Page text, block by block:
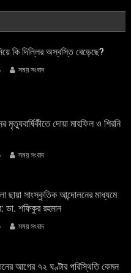
কি দিল্লির অস্বস্তি বেড়েছে?
সময় সংবাদ
মৃত্যুবার্ষিকীতে দোয়া মাহফিল ও শিরনি
সময় সংবাদ
ছায়া সাংস্কৃতিক আন্দােলনের মাধ্যমে
ডা. শফিকুর রহমান
সময় সংবাদ
আগের ৭২ ঘণ্টার পরিস্থিতি কেমন